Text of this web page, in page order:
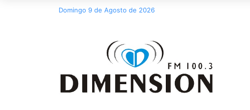
Domingo 9 de Agosto de 2026